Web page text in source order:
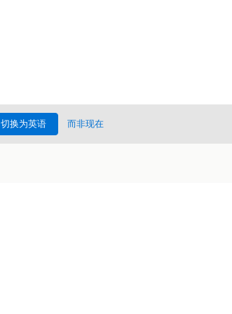
切换为英语 而非现在